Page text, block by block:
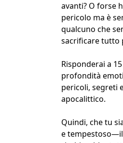
avanti? O forse
pericolo ma è
qualcuno che
sacrificare tutto
Risponderai a
profondità
pericoli, segreti
apocalittico.
Quindi, che tu
e tempestoso—il